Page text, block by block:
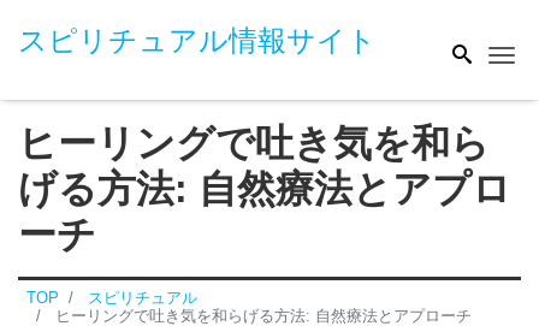
スピリチュアル情報サイト
ヒーリングで吐き気を和ら
げる方法: 自然療法とアプロ
ーチ
TOP
スピリチュアル
ヒーリングで吐き気を和らげる方法: 自然療法とアプローチ